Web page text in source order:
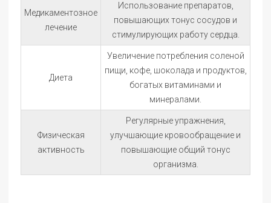
Медикаментозное
лечение
Использование препаратов,
повышающих тонус сосудов и
стимулирующих работу сердца.
Диета
Увеличение потребления соленой
пищи, кофе, шоколада и продуктов,
богатых витаминами и
минералами.
Физическая
активность
Регулярные упражнения,
улучшающие кровообращение и
повышающие общий тонус
организма.